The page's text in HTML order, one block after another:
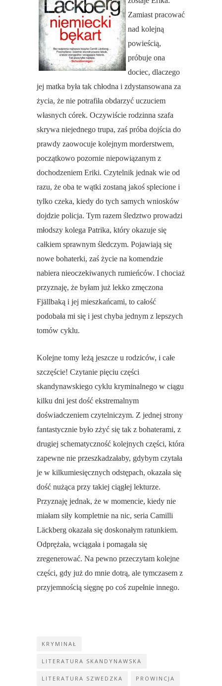
Zamiast pracować
nad kolejną
powieścią,
próbuje ona
dociec, dlaczego
jej matka była tak chłodna i zdystansowana za
życia, że nie potrafiła obdarzyć uczuciem
własnych córek. Oczywiście rodzinna szafa
skrywa niejednego trupa, zaś próba dojścia do
prawdy zaowocuje kolejnym morderstwem,
początkowo pozornie niepowiązanym z
dochodzeniem Eriki. Czytelnik jednak wie od
razu, że oba te wątki zostaną jakoś splecione i
tylko czeka, kiedy do tych samych wniosków
dojdzie policja. Tym razem śledztwo prowadzi
młodszy kolega Patrika, który okazuje się
całkiem sprawnym śledczym. Pojawiają się
nowe bohaterki, zaś życie na komendzie
nabiera nieoczekiwanych rumieńców. I chociaż
przyznaję, że byłam już lekko zmęczona
Fjällbaką i jej mieszkańcami, to całość
podobała mi się i jest chyba jednym z lepszych
tomów cyklu.
Kolejne tomy leżą jeszcze u rodziców, i całe
szczęście! Czytanie pięciu części
skandynawskiego cyklu kryminalnego w ciągu
kilku dni jest dość ekstremalnym
doświadczeniem czytelniczym. Z jednej strony
fantastycznie było zżyć się tak z bohaterami, z
drugiej schematyczność kolejnych części, która
zapewne nie przeszkadzałaby, gdybym czytała
je w kilkumiesięcznych odstępach, okazała się
dość nużąca przy takiej ciągłej lekturze.
Przyznaję jednak, że w momencie, kiedy nie
miałam siły kompletnie na nic, seria Camilli
Läckberg okazała się doskonałym ratunkiem.
Odprężała, wciągała i pomagała się
zregenerować. Na pewno przeczytam kolejne
części, gdy już do mnie dotrą, ale tymczasem z
przyjemnością sięgnę po coś zupełnie innego.
KRYMINAŁ
LITERATURA SKANDYNAWSKA
LITERATURA SZWEDZKA PROWINCJA